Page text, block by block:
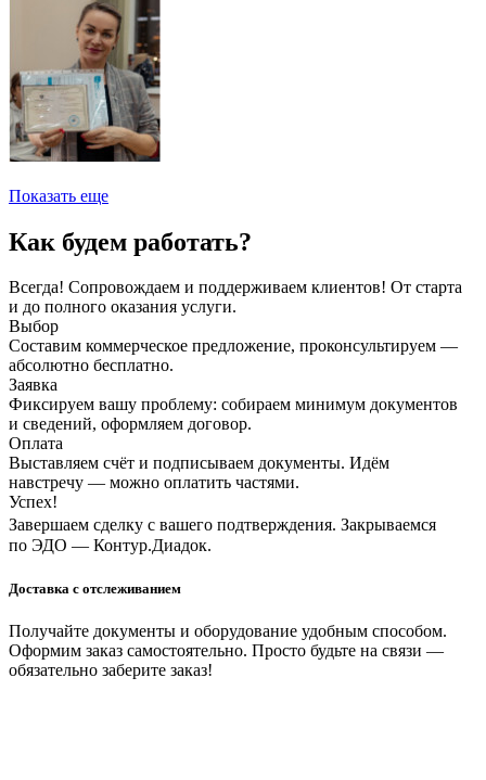
Показать еще
Как будем работать?
Всегда! Сопровождаем и поддерживаем клиентов! От старта
и до полного оказания услуги.
Выбор
Составим коммерческое предложение, проконсультируем —
абсолютно бесплатно.
Заявка
Фиксируем вашу проблему: собираем минимум документов
и сведений, оформляем договор.
Оплата
Выставляем счёт и подписываем документы. Идём
навстречу — можно оплатить частями.
Успех!
Завершаем сделку с вашего подтверждения. Закрываемся
по ЭДО — Контур.Диадок.
Доставка с отслеживанием
Получайте документы и оборудование удобным способом.
Оформим заказ самостоятельно. Просто будьте на связи —
обязательно заберите заказ!